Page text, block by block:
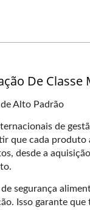
De Classe
Alto Padrão
de
que cada produto
desde a
segurança
Isso garante